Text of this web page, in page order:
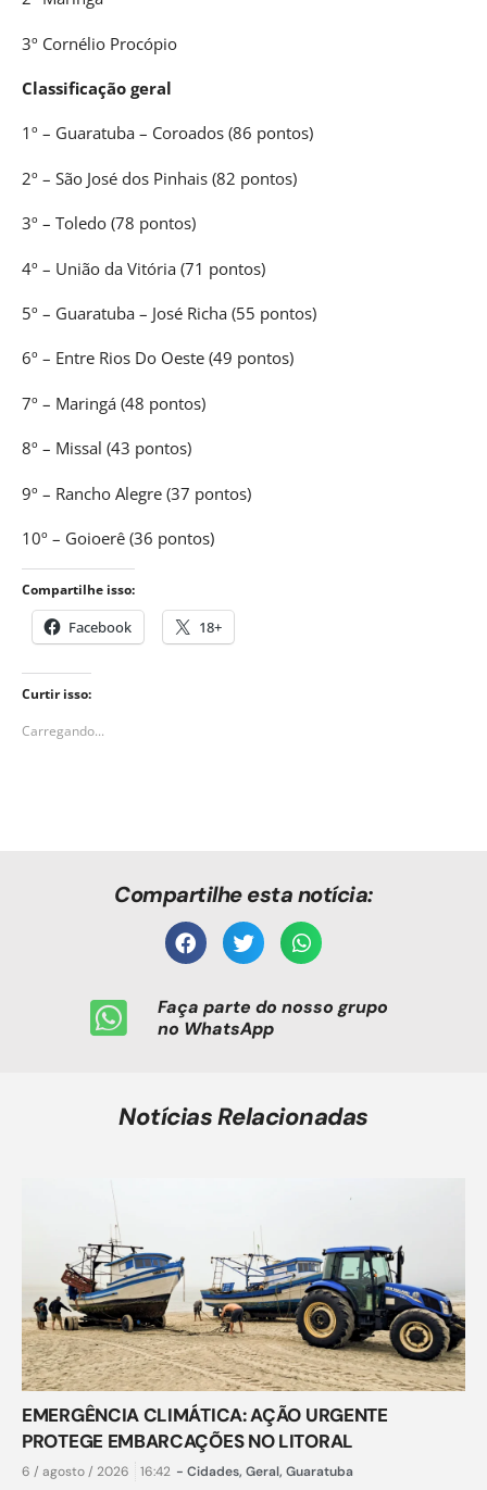
3º Cornélio Procópio
Classificação geral
1º – Guaratuba – Coroados (86 pontos)
2º – São José dos Pinhais (82 pontos)
3º – Toledo (78 pontos)
4º – União da Vitória (71 pontos)
5º – Guaratuba – José Richa (55 pontos)
6º – Entre Rios Do Oeste (49 pontos)
7º – Maringá (48 pontos)
8º – Missal (43 pontos)
9º – Rancho Alegre (37 pontos)
10º – Goioerê (36 pontos)
Compartilhe isso:
Facebook 18+
Curtir isso:
Carregando...
Compartilhe esta notícia:
Faça parte do nosso grupo
no WhatsApp
Notícias Relacionadas
EMERGÊNCIA CLIMÁTICA: AÇÃO URGENTE
PROTEGE EMBARCAÇÕES NO LITORAL
6 / agosto / 2026 16:42 - Cidades, Geral, Guaratuba